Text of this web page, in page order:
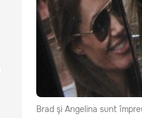
Brad şi Angelina sunt